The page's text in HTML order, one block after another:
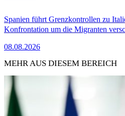
Spanien führt Grenzkontrollen zu
Konfrontation um die Migranten
08.08.2026
MEHR AUS DIESEM BEREICH